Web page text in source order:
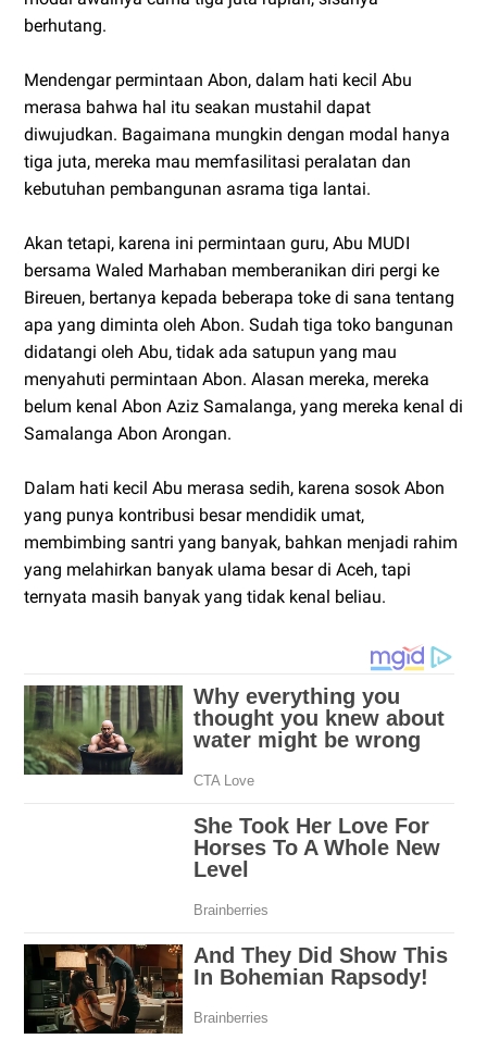
berhutang.
Mendengar permintaan Abon, dalam hati kecil Abu
merasa bahwa hal itu seakan mustahil dapat
diwujudkan. Bagaimana mungkin dengan modal hanya
tiga juta, mereka mau memfasilitasi peralatan dan
kebutuhan pembangunan asrama tiga lantai.
Akan tetapi, karena ini permintaan guru, Abu MUDI
bersama Waled Marhaban memberanikan diri pergi ke
Bireuen, bertanya kepada beberapa toke di sana tentang
apa yang diminta oleh Abon. Sudah tiga toko bangunan
didatangi oleh Abu, tidak ada satupun yang mau
menyahuti permintaan Abon. Alasan mereka, mereka
belum kenal Abon Aziz Samalanga, yang mereka kenal di
Samalanga Abon Arongan.
Dalam hati kecil Abu merasa sedih, karena sosok Abon
yang punya kontribusi besar mendidik umat,
membimbing santri yang banyak, bahkan menjadi rahim
yang melahirkan banyak ulama besar di Aceh, tapi
ternyata masih banyak yang tidak kenal beliau.